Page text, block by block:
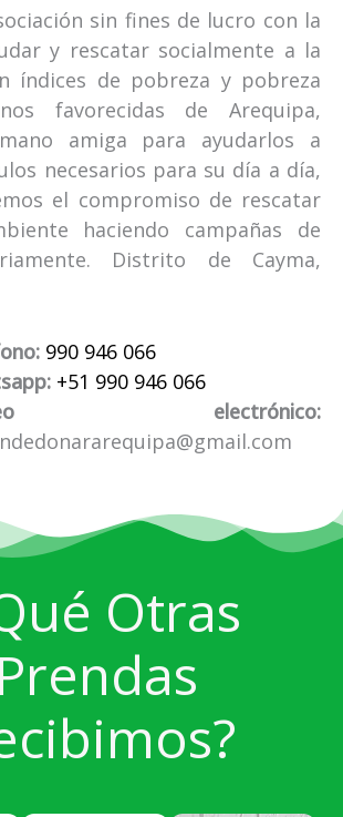
sin fines de lucro con la
y rescatar socialmente a la
índices de pobreza y pobreza
favorecidas de Arequipa,
amiga para ayudarlos a
necesarios para su día a día,
el compromiso de rescatar
haciendo campañas de
Distrito de Cayma,
990 946 066
+51 990 946 066
electrónico:
Otras
Prendas